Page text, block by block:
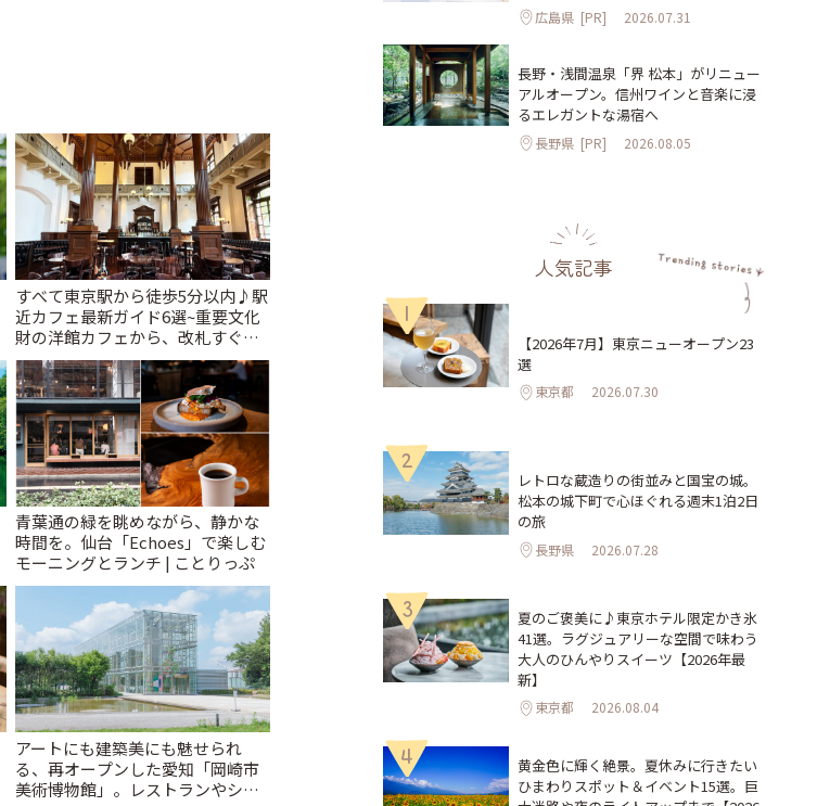
すべて東京駅から徒歩5分以内♪駅
近カフェ最新ガイド6選~重要文化
財の洋館カフェから、改札すぐの
レトロ喫茶まで~ | ことりっぷ
青葉通の緑を眺めながら、静かな
時間を。仙台「Echoes」で楽しむ
モーニングとランチ | ことりっぷ
アートにも建築美にも魅せられ
る、再オープンした愛知「岡崎市
美術博物館」。レストランやショ
広島県 [PR] 2026.07.31
長野・浅間温泉「界 松本」がリニュー
アルオープン。信州ワインと音楽に浸
るエレガントな湯宿へ
長野県 [PR] 2026.08.05
人気記事
1
【2026年7月】東京ニューオープン23
選
東京都 2026.07.30
2
レトロな蔵造りの街並みと国宝の城。
松本の城下町で心ほぐれる週末1泊2日
の旅
長野県 2026.07.28
3
夏のご褒美に♪東京ホテル限定かき氷
41選。ラグジュアリーな空間で味わう
大人のひんやりスイーツ【2026年最
新】
東京都 2026.08.04
4
黄金色に輝く絶景。夏休みに行きたい
ひまわりスポット＆イベント15選。巨